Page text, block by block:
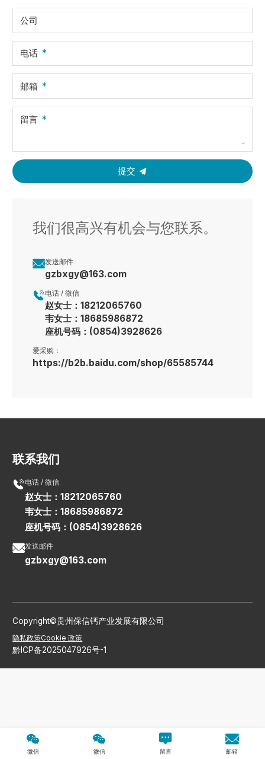
公司
电话
邮箱
留言
提交
我们很高兴有机会与您联系。
发送邮件
gzbxgy@163.com
电话 / 微信
赵女士：18212065760
韦女士：18685986872
座机号码：(0854)3928626
爱采购：
https://b2b.baidu.com/shop/65585744

微信

微信

留言

邮箱
联系我们
电话 / 微信
赵女士：18212065760
韦女士：18685986872
座机号码：(0854)3928626
发送邮件
gzbxgy@163.com
Copyright©贵州保信钙产业发展有限公司
隐私政策Cookie 政策
黔ICP备2025047926号-1